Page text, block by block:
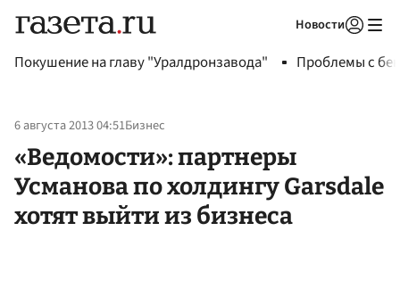
Новости
Покушение на главу "Уралдронзавода" Проблемы с
6 августа 2013 04:51Бизнес
«Ведомости»: партнеры
Усманова по холдингу Garsdale
хотят выйти из бизнеса